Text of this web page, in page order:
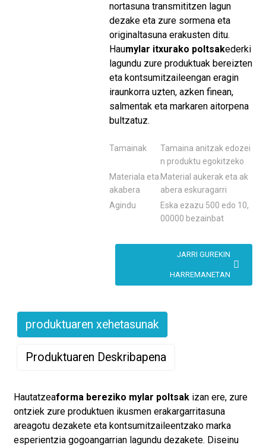
nortasuna transmititzen lagun
dezake eta zure sormena eta
originaltasuna erakusten ditu.
Haumylar itxurako poltsakederki
lagundu zure produktuak bereizten
eta kontsumitzaileengan eragin
iraunkorra uzten, azken finean,
salmentak eta markaren aitorpena
bultzatuz.
Tamainak
Tamaina anitzak edozei
n produktu egokitzeko
Materiala eta
akabera
Material aukerak eta ak
abera eskuragarri
Agindu
Eska ezazu 500 edo 10,
00000 bezainbat
JARRI GUREKIN
HARREMANETAN
produktuaren xehetasunak
Produktuaren Deskribapena
Hautatzeaforma bereziko mylar poltsakizan ere, zure
ontziek zure produktuen ikusmen erakargarritasuna
areagotu dezakete eta kontsumitzaileentzako marka
esperientzia gogoangarrian lagundu dezakete. Diseinu